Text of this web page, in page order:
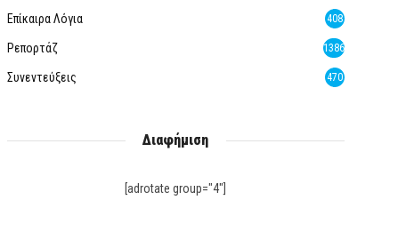
Επίκαιρα Λόγια 408
Ρεπορτάζ 1386
Συνεντεύξεις 470
Διαφήμιση
[adrotate group="4"]